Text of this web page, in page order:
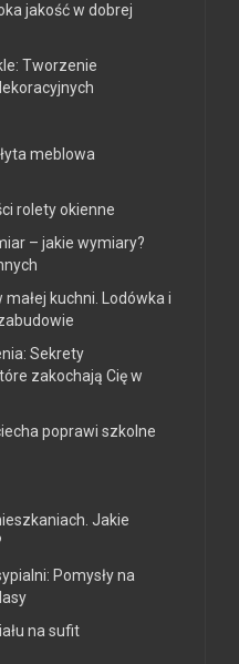
jakość w dobrej
Tworzenie
meblowa
rolety okienne
– jakie wymiary?
kuchni. Lodówka i
Sekrety
zakochają Cię w
poprawi szkolne
Jakie
Pomysły na
na sufit